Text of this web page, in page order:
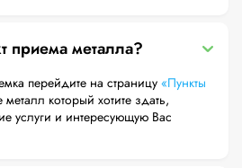
приема металла?
перейдите на страницу «Пункты
который хотите здать,